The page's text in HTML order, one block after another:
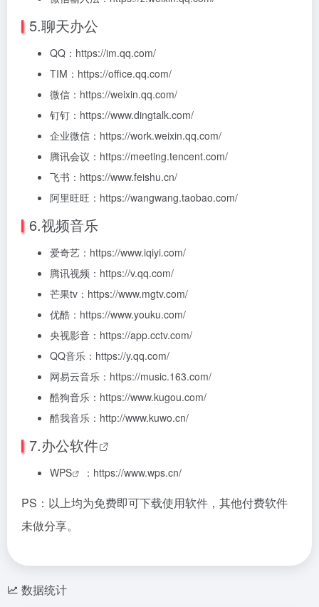
5.聊天办公
QQ：https://im.qq.com/
TIM：https://office.qq.com/
微信：https://weixin.qq.com/
钉钉：https://www.dingtalk.com/
企业微信：https://work.weixin.qq.com/
腾讯会议：https://meeting.tencent.com/
飞书：https://www.feishu.cn/
阿里旺旺：https://wangwang.taobao.com/
6.视频音乐
爱奇艺：https://www.iqiyi.com/
腾讯视频：https://v.qq.com/
芒果tv：https://www.mgtv.com/
优酷：https://www.youku.com/
央视影音：https://app.cctv.com/
QQ音乐：https://y.qq.com/
网易云音乐：https://music.163.com/
酷狗音乐：https://www.kugou.com/
酷我音乐：http://www.kuwo.cn/
7.办公软件
WPS ：https://www.wps.cn/
PS：以上均为免费即可下载使用软件，其他付费软件
未做分享。
数据统计